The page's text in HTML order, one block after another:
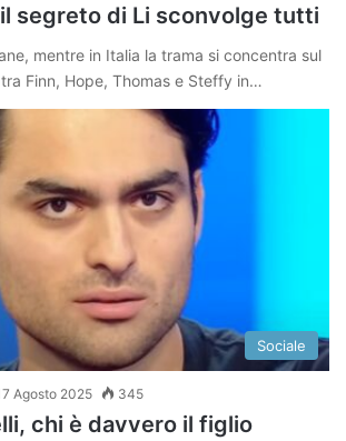
segreto di Li sconvolge tutti
mentre in Italia la trama si concentra sul
Finn, Hope, Thomas e Steffy in…
Sociale
Agosto 2025 345
chi è davvero il figlio